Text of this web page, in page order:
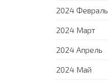
2024 Февраль
2024 Март
2024 Апрель
2024 Май